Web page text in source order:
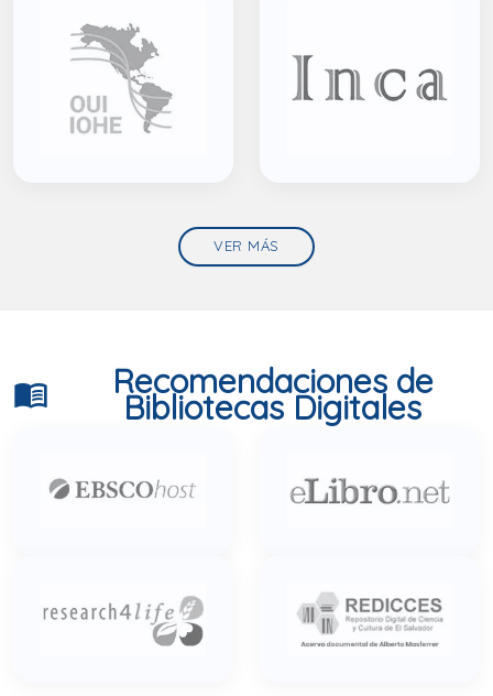
VER MÁS
menu_book Recomendaciones de
Bibliotecas Digitales